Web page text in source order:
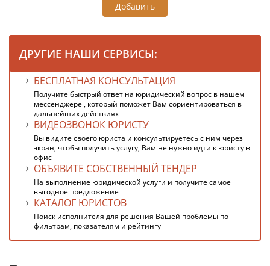
Добавить
ДРУГИЕ НАШИ СЕРВИСЫ:
БЕСПЛАТНАЯ КОНСУЛЬТАЦИЯ
Получите быстрый ответ на юридический вопрос в нашем
мессенджере , который поможет Вам сориентироваться в
дальнейших действиях
ВИДЕОЗВОНОК ЮРИСТУ
Вы видите своего юриста и консультируетесь с ним через
экран, чтобы получить услугу, Вам не нужно идти к юристу в
офис
ОБЪЯВИТЕ СОБСТВЕННЫЙ ТЕНДЕР
На выполнение юридической услуги и получите самое
выгодное предложение
КАТАЛОГ ЮРИСТОВ
Поиск исполнителя для решения Вашей проблемы по
фильтрам, показателям и рейтингу